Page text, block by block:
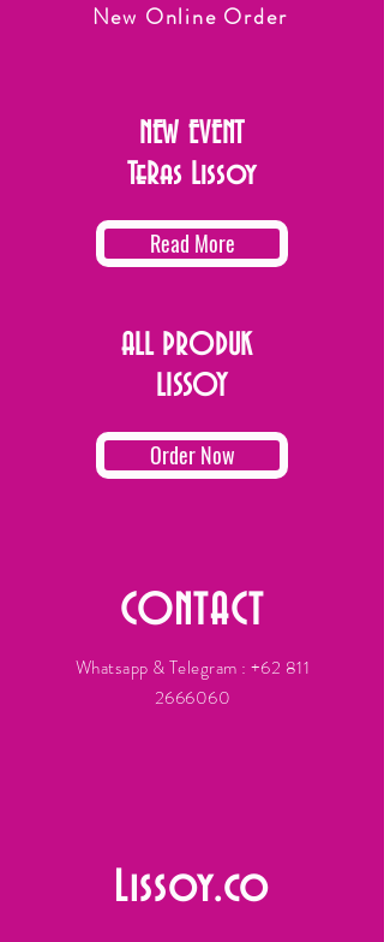
New Online Order
NEW EVENT
TeRas Lissoy
Read More
ALL PRODUK
LISSOY
Order Now
CONTACT
Whatsapp & Telegram : +62 811
2666060
Lissoy.co